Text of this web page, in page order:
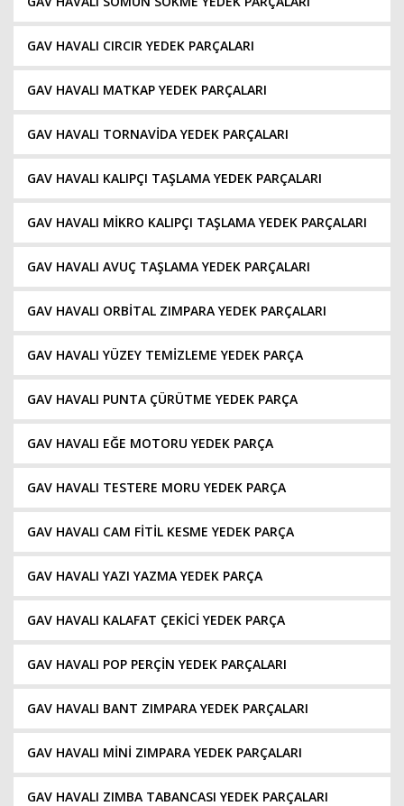
GAV HAVALI CIRCIR YEDEK PARÇALARI
GAV HAVALI MATKAP YEDEK PARÇALARI
GAV HAVALI TORNAVİDA YEDEK PARÇALARI
GAV HAVALI KALIPÇI TAŞLAMA YEDEK PARÇALARI
GAV HAVALI MİKRO KALIPÇI TAŞLAMA YEDEK PARÇALARI
GAV HAVALI AVUÇ TAŞLAMA YEDEK PARÇALARI
GAV HAVALI ORBİTAL ZIMPARA YEDEK PARÇALARI
GAV HAVALI YÜZEY TEMİZLEME YEDEK PARÇA
GAV HAVALI PUNTA ÇÜRÜTME YEDEK PARÇA
GAV HAVALI EĞE MOTORU YEDEK PARÇA
GAV HAVALI TESTERE MORU YEDEK PARÇA
GAV HAVALI CAM FİTİL KESME YEDEK PARÇA
GAV HAVALI YAZI YAZMA YEDEK PARÇA
GAV HAVALI KALAFAT ÇEKİCİ YEDEK PARÇA
GAV HAVALI POP PERÇİN YEDEK PARÇALARI
GAV HAVALI BANT ZIMPARA YEDEK PARÇALARI
GAV HAVALI MİNİ ZIMPARA YEDEK PARÇALARI
GAV HAVALI ZIMBA TABANCASI YEDEK PARÇALARI